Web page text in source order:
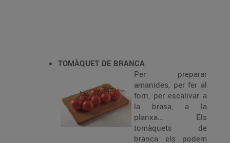
TOMÀQUET DE BRANCA
Per preparar
amanides, per fer al
forn, per escalivar a
la brasa, a la
planxa... Els
tomàquets de
branca els podem